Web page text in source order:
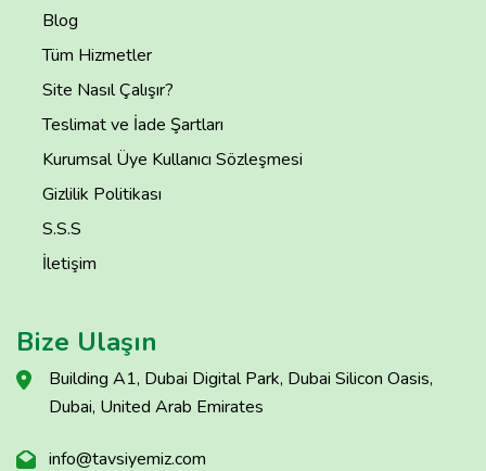
Blog
Tüm Hizmetler
Site Nasıl Çalışır?
Teslimat ve İade Şartları
Kurumsal Üye Kullanıcı Sözleşmesi
Gizlilik Politikası
S.S.S
İletişim
Bize Ulaşın
Building A1, Dubai Digital Park, Dubai Silicon Oasis,
Dubai, United Arab Emirates
info@tavsiyemiz.com